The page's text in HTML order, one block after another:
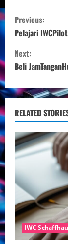
C
o
n
t
i
n
u
e
R
e
a
Previous:
Pelajari
Next:
Beli
RELATED
IWC